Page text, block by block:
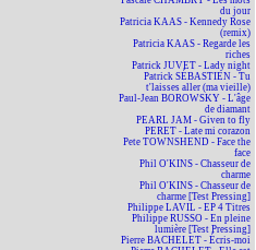
du jour
Patricia KAAS - Kennedy Rose
(remix)
Patricia KAAS - Regarde les
riches
Patrick JUVET - Lady night
Patrick SÉBASTIEN - Tu
t'laisses aller (ma vieille)
Paul-Jean BOROWSKY - L'âge
de diamant
PEARL JAM - Given to fly
PERET - Late mi corazon
Pete TOWNSHEND - Face the
face
Phil O'KINS - Chasseur de
charme
Phil O'KINS - Chasseur de
charme [Test Pressing]
Philippe LAVIL - EP 4 Titres
Philippe RUSSO - En pleine
lumière [Test Pressing]
Pierre BACHELET - Écris-moi